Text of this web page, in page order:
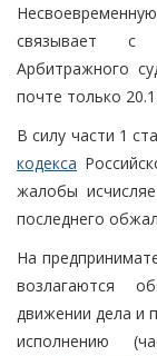
связывает с
Арбитражного
почте только
В силу части 1
кодекса
жалобы
последнего
На
возлагаются
движении дела и
исполнению